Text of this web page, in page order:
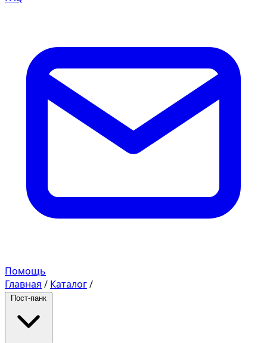
Помощь
Главная / Каталог/
Пост-панк